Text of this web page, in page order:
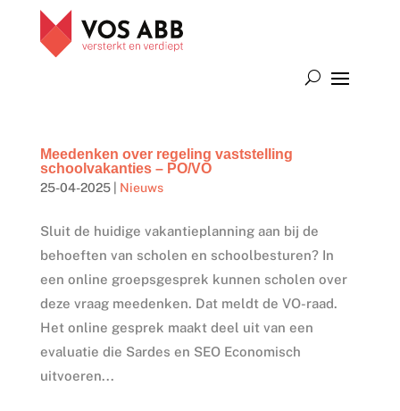
Meedenken over regeling vaststelling
schoolvakanties – PO/VO
25-04-2025| Nieuws
Sluit de huidige vakantieplanning aan bij de
behoeften van scholen en schoolbesturen? In
een online groepsgesprek kunnen scholen over
deze vraag meedenken. Dat meldt de VO-raad.
Het online gesprek maakt deel uit van een
evaluatie die Sardes en SEO Economisch
uitvoeren...